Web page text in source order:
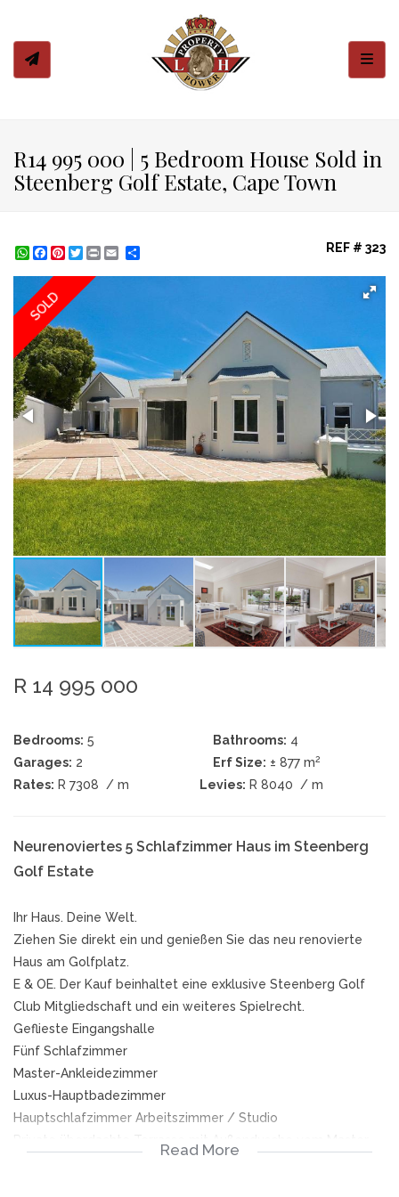
R14 995 000 | 5 Bedroom House Sold in
Steenberg Golf Estate, Cape Town
WhatsApp
Facebook
Pinterest
Twitter
Print REF # 323
SOLD
R 14 995 000
Bedrooms: 5 Bathrooms: 4
Garages: 2 Erf Size: ± 877 m2
Rates: R 7308 / m Levies: R 8040 / m
Neurenoviertes 5 Schlafzimmer Haus im Steenberg
Golf Estate
Ihr Haus. Deine Welt.
Ziehen Sie direkt ein und genießen Sie das neu renovierte
Haus am Golfplatz.
E & OE. Der Kauf beinhaltet eine exklusive Steenberg Golf
Club Mitgliedschaft und ein weiteres Spielrecht.
Geflieste Eingangshalle
Fünf Schlafzimmer
Master-Ankleidezimmer
Luxus-Hauptbadezimmer
Hauptschlafzimmer Arbeitszimmer / Studio
Read More